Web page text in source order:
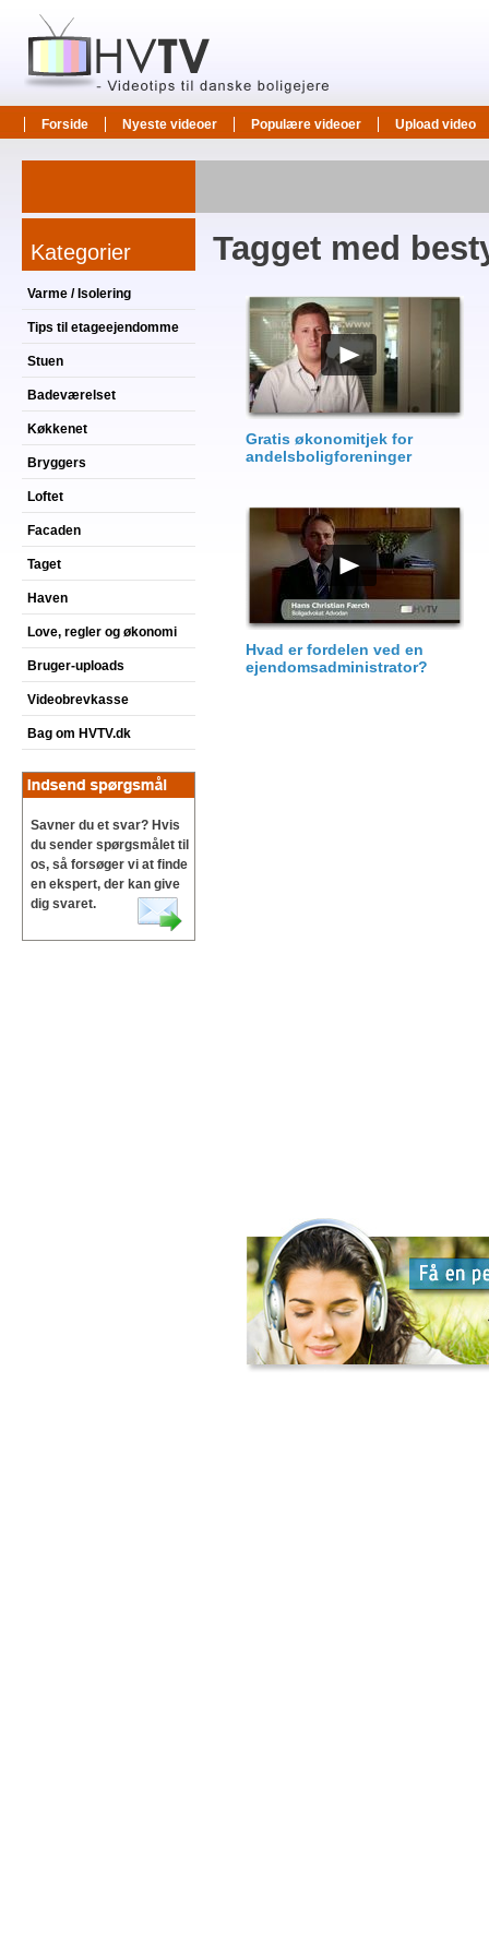
Forside Nyeste videoer Populære videoer Upload video
Kategorier
Varme / Isolering
Tips til etageejendomme
Stuen
Badeværelset
Køkkenet
Bryggers
Loftet
Facaden
Taget
Haven
Love, regler og økonomi
Bruger-uploads
Videobrevkasse
Bag om HVTV.dk
Savner du et svar? Hvis
du sender spørgsmålet til
os, så forsøger vi at finde
en ekspert, der kan give
dig svaret.
Tagget med
Gratis økonomitjek for
andelsboligforeninger
Hvad er fordelen ved en
ejendomsadministrator?